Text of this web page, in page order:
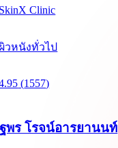
SkinX Clinic
วหนังทั่วไป
(1557)
พร โรจน์อารยานนท์